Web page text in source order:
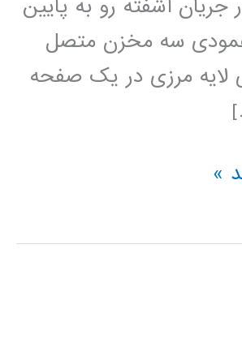
جریان آشفته رو به پایین
سه مخزن متصل
لایه مرزی در یک صفحه
»